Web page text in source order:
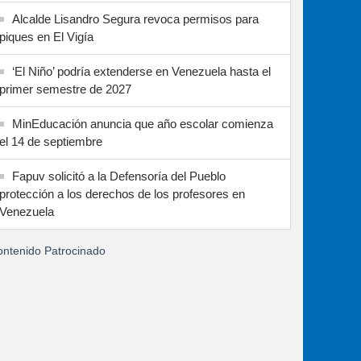
Alcalde Lisandro Segura revoca permisos para
piques en El Vigía
‘El Niño’ podría extenderse en Venezuela hasta el
primer semestre de 2027
MinEducación anuncia que año escolar comienza
el 14 de septiembre
Fapuv solicitó a la Defensoría del Pueblo
protección a los derechos de los profesores en
Venezuela
Patrocinado